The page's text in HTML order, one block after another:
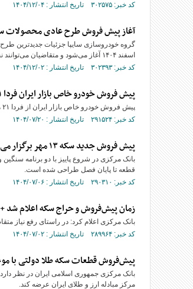
کد خبر: ۳۰۲۵۷۵ تاریخ انتشار : ۱۴۰۴/۱۲/۰۴
آغاز پیش فروش طرح عادی محصولات سایپا از یکشنبه ۳
اسفند ۱۴۰۴ آغاز می‌شود و متقاضیان می‌توانند نسبت به ثبت‌نام محصولات این شرکت اقدام کنند؛ جزئیات کامل این طرح را در ادامه بخوانید.
کد خبر: ۳۰۲۳۹۳ تاریخ انتشار : ۱۴۰۴/۱۲/۰۲
پیش فروش خودرو خاص بازار ایران فردا ۲۱ مهر ۱۴۰۴
پیش فروش خودرو خاص بازار ایران از فردا ۲۱ مهر ۱۴۰۴ اعلام شد.
کد خبر: ۲۹۱۵۲۴ تاریخ انتشار : ۱۴۰۴/۰۷/۲۰
پیش فروش جدید سکه ۱۳ مهر برگزار می‌شود
قطعه تا پایان فصل طراحی شده است.
کد خبر: ۲۹۰۳۱۰ تاریخ انتشار : ۱۴۰۴/۰۷/۰۶
زمان پیش‌فروش و حراج سکه اعلام شد
بانک مرکزی اعلام کرد: در راستای رفع نیاز
کد خبر: ۲۸۹۹۶۴ تاریخ انتشار : ۱۴۰۴/۰۷/۰۲
پیش‌فروش قطعات سکه طلا دولتی با موعد
مرکز مبادله ارز و طلای ایران عرضه کند.